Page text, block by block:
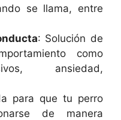
se llama, entre
: Solución de
como
ansiedad,
para que tu perro
de manera